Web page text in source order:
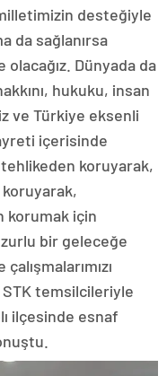
desteğiyle
da sağlanırsa
Dünyada da
hukuku, insan
ve Türkiye eksenli
içerisinde
tehlikeden koruyarak,
koruyarak,
korumak için
bir geleceğe
temsilcileriyle
ilçesinde esnaf